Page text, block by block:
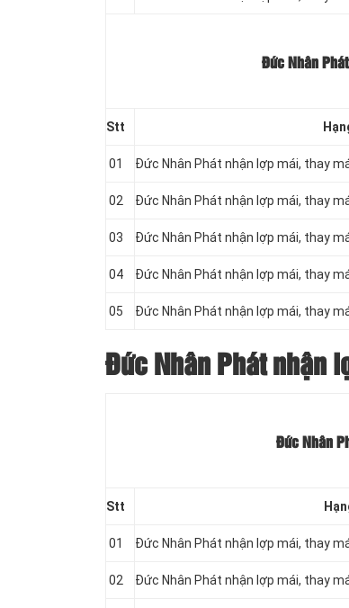
Đức Nhân
Stt
01 Đức Nhân Phát nhận lợp mái, thay
02 Đức Nhân Phát nhận lợp mái, thay
03 Đức Nhân Phát nhận lợp mái, thay
04 Đức Nhân Phát nhận lợp mái, thay
05 Đức Nhân Phát nhận lợp mái, thay
Đức Nhân Phát nhận
Đức Nhân
Stt
01 Đức Nhân Phát nhận lợp mái, thay
02 Đức Nhân Phát nhận lợp mái, thay